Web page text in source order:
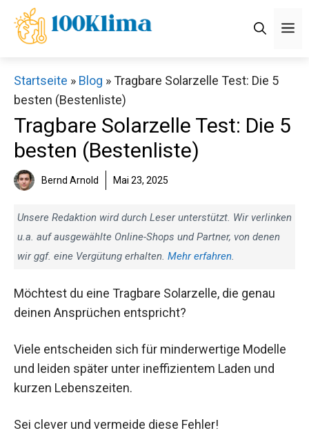
Inhalt
springen
Startseite » Blog »Tragbare Solarzelle Test: Die 5
besten (Bestenliste)
Tragbare Solarzelle Test: Die 5
besten (Bestenliste)
Bernd Arnold Mai 23, 2025
Unsere Redaktion wird durch Leser unterstützt. Wir verlinken
u.a. auf ausgewählte Online-Shops und Partner, von denen
wir ggf. eine Vergütung erhalten. Mehr erfahren.
Möchtest du eine Tragbare Solarzelle, die genau
deinen Ansprüchen entspricht?
Viele entscheiden sich für minderwertige Modelle
und leiden später unter ineffizientem Laden und
kurzen Lebenszeiten.
Sei clever und vermeide diese Fehler!